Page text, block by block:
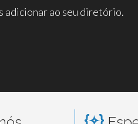
adicionar ao seu diretório.